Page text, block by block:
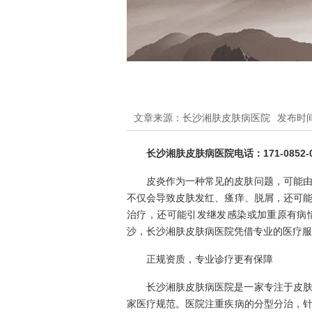
文章来源：长沙湘肤皮肤病医院 发布时
长沙湘肤皮肤病医院电话：171-0852-
皮炎作为一种常见的皮肤问题，可能
不仅会导致皮肤发红、瘙痒、脱屑，还可
治疗，还可能引发继发感染或加重原有
沙，长沙湘肤皮肤病医院凭借专业的医疗
正规资质，专业诊疗更有保障
长沙湘肤皮肤病医院是一家专注于皮
家医疗规范。医院注重疾病的分型分治，